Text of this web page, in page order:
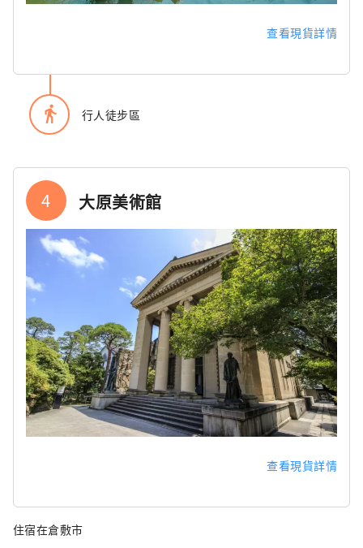
查看現貨詳情
directions_walk 行人徒步區
4 大原美術館
查看現貨詳情
住宿在倉敷市